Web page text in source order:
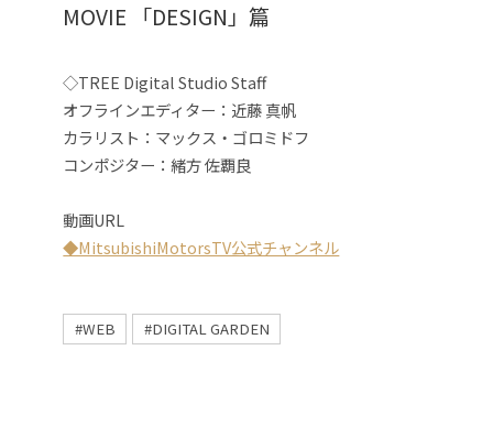
MOVIE 「DESIGN」篇
◇TREE Digital Studio Staff
オフラインエディター：近藤 真帆
カラリスト：マックス・ゴロミドフ
コンポジター：緒方 佐覇良
動画URL
◆MitsubishiMotorsTV公式チャンネル
#WEB #DIGITAL GARDEN